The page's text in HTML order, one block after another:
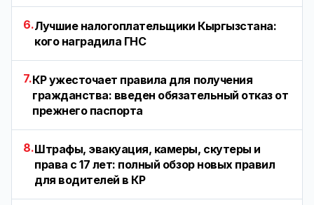
6.Лучшие налогоплательщики Кыргызстана:
кого наградила ГНС
7.КР ужесточает правила для получения
гражданства: введен обязательный отказ от
прежнего паспорта
8.Штрафы, эвакуация, камеры, скутеры и
права с 17 лет: полный обзор новых правил
для водителей в КР